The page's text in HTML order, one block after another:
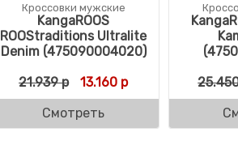
Кроссовки мужские
KangaROOS
ROOStraditions Ultralite
Denim (475090004020)
21.939р Первоначальная цена
13.160 рТекущая цена:
Смотреть